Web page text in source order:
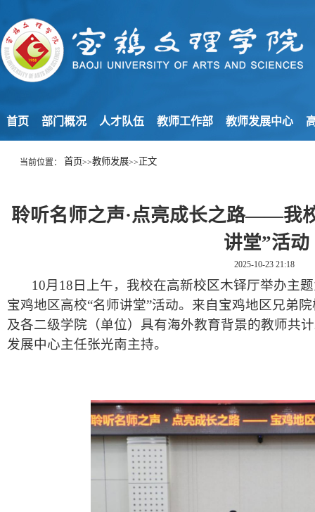
首页 部门概况 人才队伍 教师工作部 教师发展中心
当前位置： 首页>>教师发展>> 正文
聆听名师之声·点亮成长之路——我
讲堂”活动
2025-10-23 21:18
10月18日上午，我校在高新校区木铎厅举办主题
宝鸡地区高校“名师讲堂”活动。来自宝鸡地区兄弟
及各二级学院（单位）具有海外教育背景的教师共
发展中心主任张光南主持。